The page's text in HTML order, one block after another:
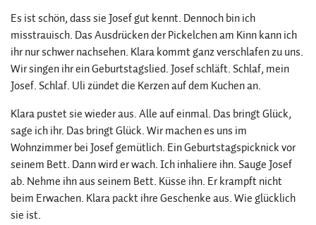
Es ist schön, dass sie Josef gut kennt. Dennoch bin ich
misstrauisch. Das Ausdrücken der Pickelchen am Kinn kann ich
ihr nur schwer nachsehen. Klara kommt ganz verschlafen zu uns.
Wir singen ihr ein Geburtstagslied. Josef schläft. Schlaf, mein
Josef. Schlaf. Uli zündet die Kerzen auf dem Kuchen an.
Klara pustet sie wieder aus. Alle auf einmal. Das bringt Glück,
sage ich ihr. Das bringt Glück. Wir machen es uns im
Wohnzimmer bei Josef gemütlich. Ein Geburtstagspicknick vor
seinem Bett. Dann wird er wach. Ich inhaliere ihn. Sauge Josef
ab. Nehme ihn aus seinem Bett. Küsse ihn. Er krampft nicht
beim Erwachen. Klara packt ihre Geschenke aus. Wie glücklich
sie ist.